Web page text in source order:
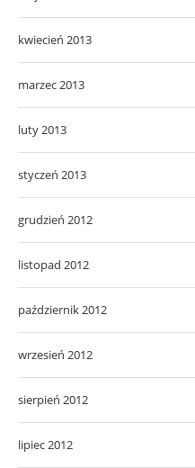
kwiecień 2013
marzec 2013
luty 2013
styczeń 2013
grudzień 2012
listopad 2012
październik 2012
wrzesień 2012
sierpień 2012
lipiec 2012